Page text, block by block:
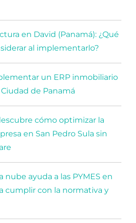
en David (Panamá): ¿Qué
al implementarlo?
un ERP inmobiliario
de Panamá
cómo optimizar la
en San Pedro Sula sin
nube ayuda a las PYMES en
cumplir con la normativa y